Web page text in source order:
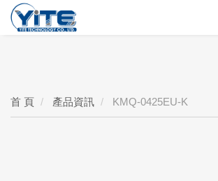
YITE Technology
首 頁 產品資訊 KMQ-0425EU-K